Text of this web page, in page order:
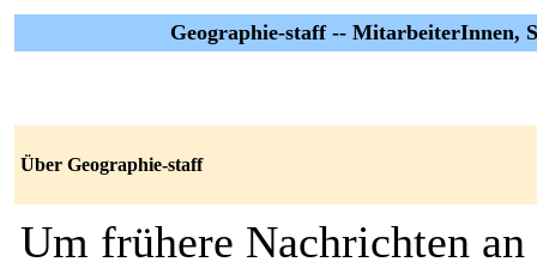
Geographie-staff -- MitarbeiterInnen,
Über Geographie-staff
Um frühere Nachrichten an